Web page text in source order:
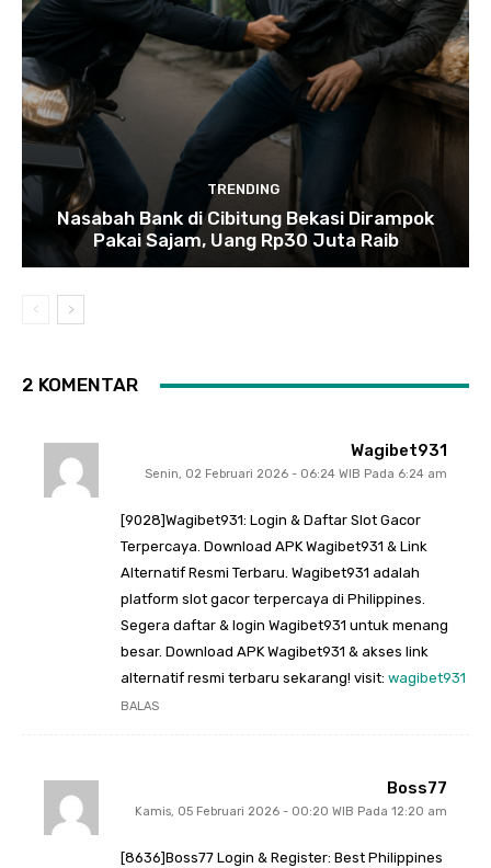
TRENDING
Nasabah Bank di Cibitung Bekasi Dirampok
Pakai Sajam, Uang Rp30 Juta Raib
2 KOMENTAR
Wagibet931
Senin, 02 Februari 2026 - 06:24 WIB Pada 6:24 am
[9028]Wagibet931: Login & Daftar Slot Gacor
Terpercaya. Download APK Wagibet931 & Link
Alternatif Resmi Terbaru. Wagibet931 adalah
platform slot gacor terpercaya di Philippines.
Segera daftar & login Wagibet931 untuk menang
besar. Download APK Wagibet931 & akses link
alternatif resmi terbaru sekarang! visit: wagibet931
BALAS
Boss77
Kamis, 05 Februari 2026 - 00:20 WIB Pada 12:20 am
[8636]Boss77 Login & Register: Best Philippines